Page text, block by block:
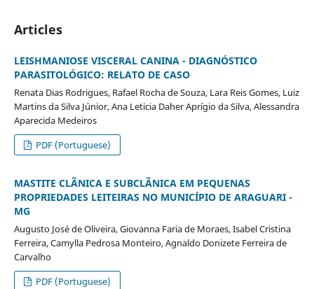
Articles
LEISHMANIOSE VISCERAL CANINA - DIAGNÓSTICO
PARASITOLÓGICO: RELATO DE CASO
Renata Dias Rodrigues, Rafael Rocha de Souza, Lara Reis Gomes, Luiz
Martins da Silva Júnior, Ana Leticia Daher Aprígio da Silva, Alessandra
Aparecida Medeiros
PDF (Portuguese)
MASTITE CLÃNICA E SUBCLÃNICA EM PEQUENAS
PROPRIEDADES LEITEIRAS NO MUNICÍPIO DE ARAGUARI -
MG
Augusto José de Oliveira, Giovanna Faria de Moraes, Isabel Cristina
Ferreira, Camylla Pedrosa Monteiro, Agnaldo Donizete Ferreira de
Carvalho
PDF (Portuguese)